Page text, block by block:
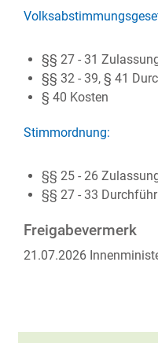
§§ 27 - 31
§§ 32 - 39, § 41
§ 40 Kosten
Stimmordnung:
§§ 25 - 26
§§ 27 - 33
Freigabevermerk
21.07.2026